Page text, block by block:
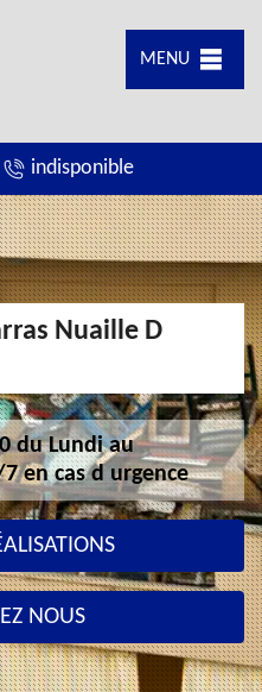
MENU
indisponible
Nuaille D
du Lundi au
en cas d urgence
NOUS